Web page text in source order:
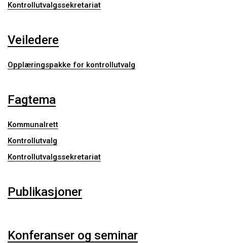
Kontrollutvalgssekretariat
Veiledere
Opplæringspakke for kontrollutvalg
Fagtema
Kommunalrett
Kontrollutvalg
Kontrollutvalgssekretariat
Publikasjoner
Konferanser og seminar